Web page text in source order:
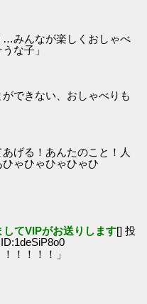
…みんなが楽しくおしゃべ
な子」
できない、おしゃべりも
げる！あんたのこと！人
ゃひゃひゃひゃひ
してVIPがお送りします[] 投
！！！！」